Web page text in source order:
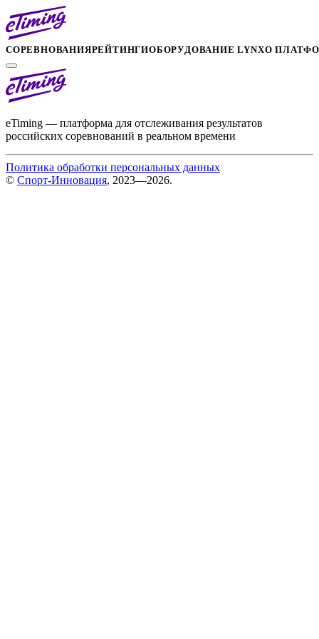
СОРЕВНОВАНИЯРЕЙТИНГИОБОРУДОВАНИЕ LYNXО
eTiming — платформа для отслеживания результатов
российских соревнований в реальном времени
Политика обработки персональных данных
© Спорт-Инновация, 2023—2026.